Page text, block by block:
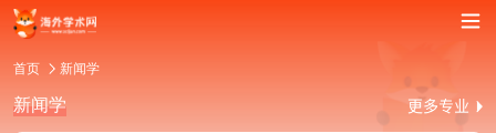
首页 新闻学
新闻学